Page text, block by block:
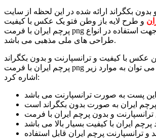
بکگراند ارائه شده در این لحظه از سایت
و طرح لایه باز وطن فتو یک عکس با کیفیت
پرچم ایران با فرمت png و کیفیت بسیار بالا جهت استفاده در انواع
طراحی های ملی مذهبی می باشد.
عکس با کیفیت و ترانسپارنت و بدون بکگراند
پرچم ایران با فرمت png و کیفیت بسیار بالا می توان به موارد زیر
اشاره کرد:
ترانسپارنت پرچم ایران قابل استفاده